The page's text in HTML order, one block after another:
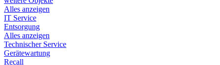
Alles anzeigen
IT Service
Entsorgung
Alles anzeigen
Technischer Service
Gerätewartung
Recall